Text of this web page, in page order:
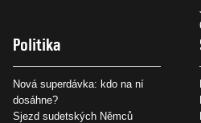
Politika
Nová superdávka: kdo na ní
dosáhne?
Sjezd sudetských Němců